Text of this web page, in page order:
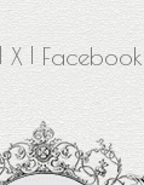
X Facebook